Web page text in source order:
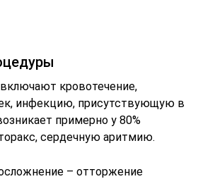
кровотечение,
инфекцию, присутствующую в
примерно у 80%
сердечную аритмию.
– отторжение